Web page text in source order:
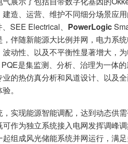
造、运营、维护不同细分场景应
SEE Electrical、 PowerLogic
伴随新能源大比例并网，电力系
动性、以及不平衡性显著增大，
是集监测、分析、治理为一体
的热仿真分析和风道设计、以及
。
实现能源智能调配，达到动态供
作为独立系统接入电网发挥调峰
组成风光储能系统并网运行，满